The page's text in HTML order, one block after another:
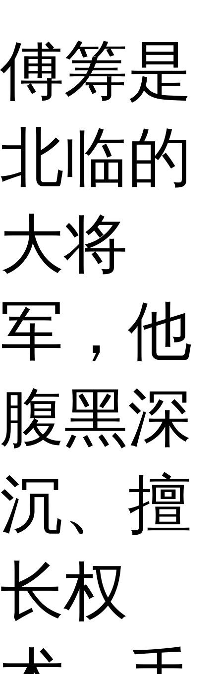
傅筹是
北临的
大将
军，他
腹黑深
沉、擅
长权